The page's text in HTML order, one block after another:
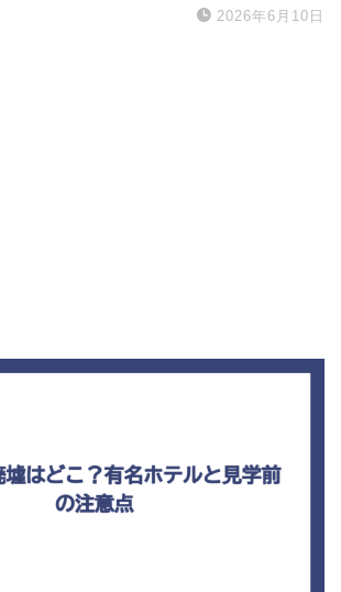
2026年6月10日